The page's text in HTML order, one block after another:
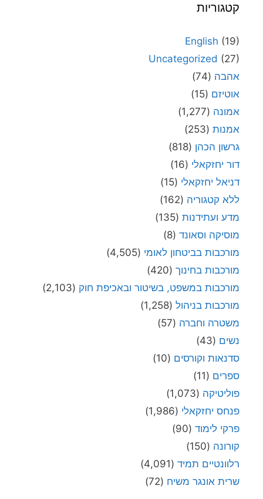
קטגוריות
English (19)
Uncategorized (27)
אהבה (74)
אוטיזם (15)
אמונה (1,277)
אמנות (253)
גרשון הכהן (818)
דור יחזקאלי (16)
דניאל יחזקאלי (15)
ללא קטגוריה (162)
מדע ועתידנות (135)
מוסיקה וסאונד (8)
מורכבות בביטחון לאומי (4,505)
מורכבות בחינוך (420)
מורכבות במשפט, בשיטור ובאכיפת חוק (2,103)
מורכבות בניהול (1,258)
משטרה וחברה (57)
נשים (43)
סדנאות וקורסים (10)
ספרים (11)
פוליטיקה (1,073)
פנחס יחזקאלי (1,986)
פרקי לימוד (90)
קורונה (150)
רלוונטיים תמיד (4,091)
שרית אונגר משיח (72)